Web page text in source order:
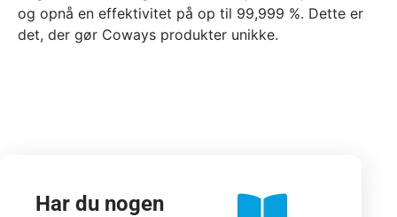
og opnå en effektivitet på op til 99,999 %. Dette er
det, der gør Coways produkter unikke.
Har du nogen